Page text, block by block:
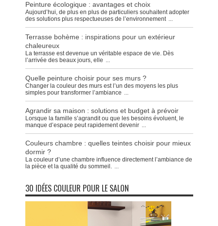
Peinture écologique : avantages et choix
Aujourd’hui, de plus en plus de particuliers souhaitent adopter
des solutions plus respectueuses de l’environnement ...
Terrasse bohème : inspirations pour un extérieur
chaleureux
La terrasse est devenue un véritable espace de vie. Dès
l’arrivée des beaux jours, elle ...
Quelle peinture choisir pour ses murs ?
Changer la couleur des murs est l’un des moyens les plus
simples pour transformer l’ambiance ...
Agrandir sa maison : solutions et budget à prévoir
Lorsque la famille s’agrandit ou que les besoins évoluent, le
manque d’espace peut rapidement devenir ...
Couleurs chambre : quelles teintes choisir pour mieux
dormir ?
La couleur d’une chambre influence directement l’ambiance de
la pièce et la qualité du sommeil. ...
30 IDÉES COULEUR POUR LE SALON